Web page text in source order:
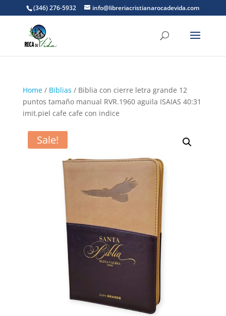
(346) 276-5932 info@libreriacristianarocadevida.com
Home/ Biblias / Biblia con cierre letra grande 12
puntos tamaño manual RVR.1960 aguila ISAIAS 40:31
imit.piel cafe cafe con indice
Sale!